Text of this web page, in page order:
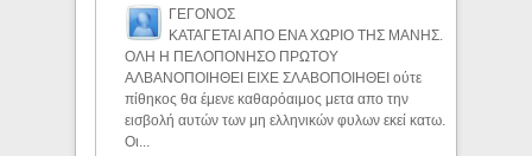
ΓΕΓΟΝΟΣ
ΚΑΤΑΓΕΤΑΙ ΑΠΟ ΕΝΑ ΧΩΡΙΟ ΤΗΣ ΜΑΝΗΣ.
ΟΛΗ Η ΠΕΛΟΠΟΝΗΣΟ ΠΡΩΤΟΥ
ΑΛΒΑΝΟΠΟΙΗΘΕΙ ΕΙΧΕ ΣΛΑΒΟΠΟΙΗΘΕΙ ούτε
πίθηκος θα έμενε καθαρόαιμος μετα απο την
εισβολή αυτών των μη ελληνικών φυλων εκεί κατω.
Οι...